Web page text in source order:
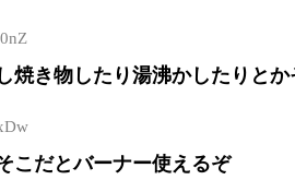
焼き物したり湯沸かしたりと
こだとバーナー使えるぞ